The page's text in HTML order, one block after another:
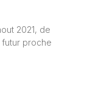
2021, de
proche